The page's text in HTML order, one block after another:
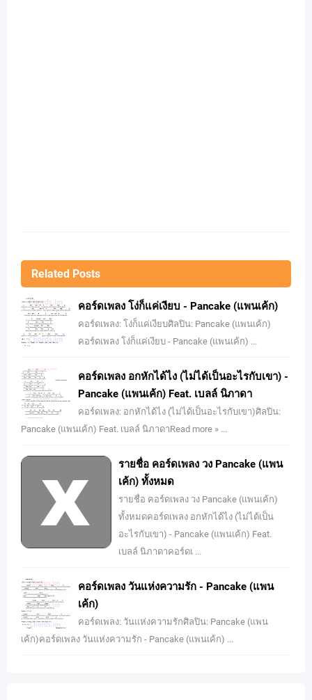
Related Posts
คอร์ดเพลง โง่ก็แค่เงียบ - Pancake (แพนเค้ก)
คอร์ดเพลง: โง่ก็แค่เงียบศิลปิน: Pancake (แพนเค้ก)
คอร์ดเพลง โง่ก็แค่เงียบ - Pancake (แพนเค้ก) ...
คอร์ดเพลง อกหักได้ไง (ไม่ได้เป็นอะไรกับเขา) -
Pancake (แพนเค้ก) Feat. เบลล์ นิภาดา
คอร์ดเพลง: อกหักได้ไง (ไม่ได้เป็นอะไรกับเขา)ศิลปิน:
Pancake (แพนเค้ก) Feat. เบลล์ นิภาดาRead more » ...
รายชื่อ คอร์ดเพลง วง Pancake (แพน
เค้ก) ทั้งหมด
รายชื่อ คอร์ดเพลง วง Pancake (แพนเค้ก)
ทั้งหมดคอร์ดเพลง อกหักได้ไง (ไม่ได้เป็น
อะไรกับเขา) - Pancake (แพนเค้ก) Feat.
เบลล์ นิภาดาคอร์ดเ ...
คอร์ดเพลง วันแห่งความรัก - Pancake (แพน
เค้ก)
คอร์ดเพลง: วันแห่งความรักศิลปิน: Pancake (แพน
เค้ก)คอร์ดเพลง วันแห่งความรัก - Pancake (แพนเค้ก) ...